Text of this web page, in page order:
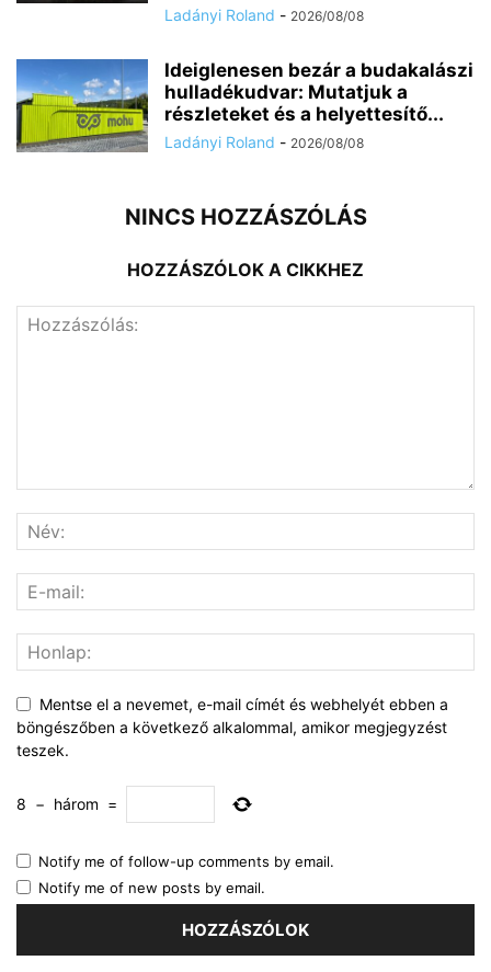
Ladányi Roland - 2026/08/08
Ideiglenesen bezár a budakalászi
hulladékudvar: Mutatjuk a
részleteket és a helyettesítő...
Ladányi Roland - 2026/08/08
NINCS HOZZÁSZÓLÁS
HOZZÁSZÓLOK A CIKKHEZ
Mentse el a nevemet, e-mail címét és webhelyét ebben a
böngészőben a következő alkalommal, amikor megjegyzést
teszek.
8 − három =
Notify me of follow-up comments by email.
Notify me of new posts by email.